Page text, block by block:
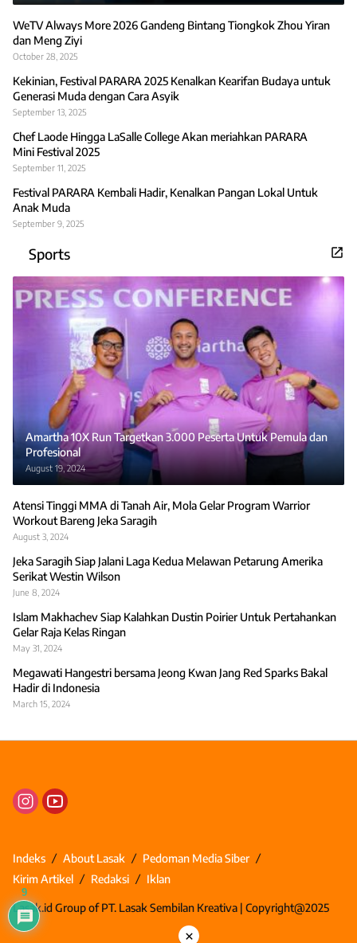
WeTV Always More 2026 Gandeng Bintang Tiongkok Zhou Yiran
dan Meng Ziyi
October 28, 2025
Kekinian, Festival PARARA 2025 Kenalkan Kearifan Budaya untuk
Generasi Muda dengan Cara Asyik
September 13, 2025
Chef Laode Hingga LaSalle College Akan meriahkan PARARA
Mini Festival 2025
September 11, 2025
Festival PARARA Kembali Hadir, Kenalkan Pangan Lokal Untuk
Anak Muda
September 9, 2025
Sports
Amartha 10X Run Targetkan 3.000 Peserta Untuk Pemula dan
Profesional
August 19, 2024
Atensi Tinggi MMA di Tanah Air, Mola Gelar Program Warrior
Workout Bareng Jeka Saragih
August 3, 2024
Jeka Saragih Siap Jalani Laga Kedua Melawan Petarung Amerika
Serikat Westin Wilson
June 8, 2024
Islam Makhachev Siap Kalahkan Dustin Poirier Untuk Pertahankan
Gelar Raja Kelas Ringan
May 31, 2024
Megawati Hangestri bersama Jeong Kwan Jang Red Sparks Bakal
Hadir di Indonesia
March 15, 2024
Indeks About Lasak
Pedoman Media Siber
Kirim Artikel
Redaksi Iklan
Lasak.id Group of PT. Lasak Sembilan Kreativa | Copyright@2025
×
9